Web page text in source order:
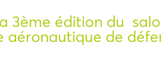
3ème édition du
de